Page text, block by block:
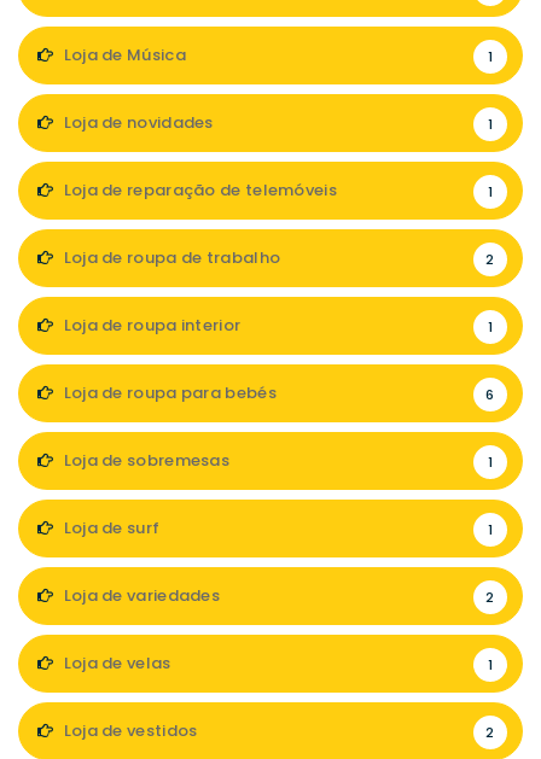
Loja de Música 1
Loja de novidades 1
Loja de reparação de telemóveis 1
Loja de roupa de trabalho 2
Loja de roupa interior 1
Loja de roupa para bebés 6
Loja de sobremesas 1
Loja de surf 1
Loja de variedades 2
Loja de velas 1
Loja de vestidos 2